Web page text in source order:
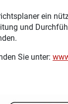
ein
und
Sie unter: